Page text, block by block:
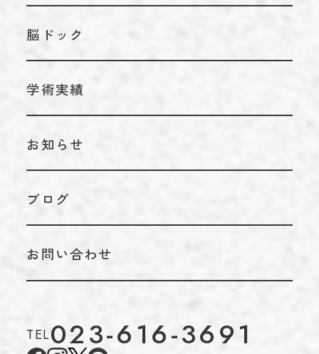
脳ドック
学術実績
お知らせ
ブログ
お問い合わせ
TEL023-616-3691